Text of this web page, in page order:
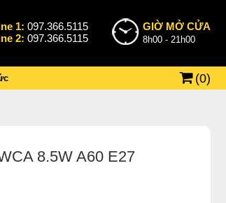
1: 097.366.5115
2: 097.366.5115
GIỜ MỞ CỬA
8h00 - 21h00
(0)
8.5W A60 E27